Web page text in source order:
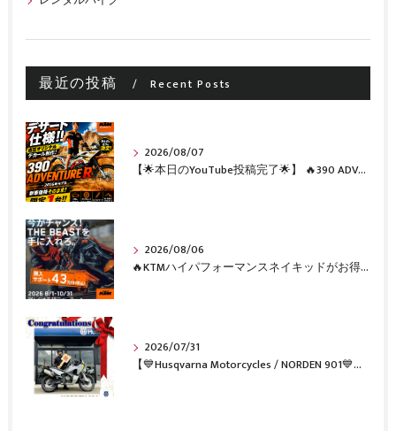
最近の投稿 Recent Posts
2026/08/07
【🌟本日のYouTube投稿完了🌟】 🔥390 ADVENTURE R × KTM山形 オリジナルデカール仕様誕生🔥
2026/08/06
🔥KTMハイパフォーマンスネイキッドがお得に手に入るチャンス🔥
2026/07/31
【💙Husqvarna Motorcycles / NORDEN 901💙】 ご納車おめでとうございます🎉✨